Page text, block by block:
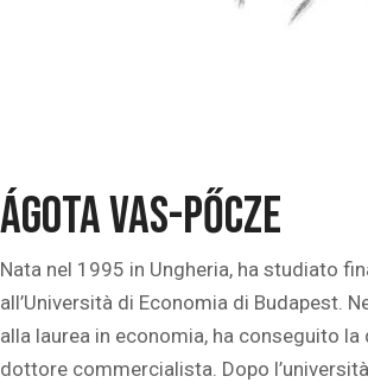
Ágota Vas-Pőcze
Nata nel 1995 in Ungheria, ha studiato
all’Università di Economia di Budapest.
alla laurea in economia, ha conseguito la
dottore commercialista. Dopo